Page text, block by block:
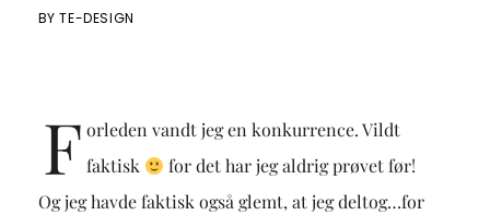
BYTE-DESIGN
F orleden vandt jeg en konkurrence. Vildt
faktisk
for det har jeg aldrig prøvet før!
Og jeg havde faktisk også glemt, at jeg deltog…for